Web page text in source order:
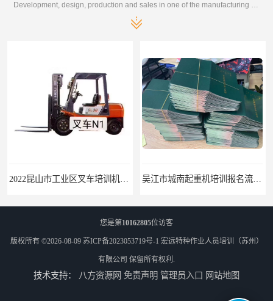
Development, design, production and sales in one of the manufacturing enterprises
2022昆山市工业区叉车培训机构学会为止 吴江市城南起重机培训报名流程-随报随考
您是第10162805位访客
版权所有 ©2026-08-09 苏ICP备2023053719号-1 宏远特种作业人员培训（苏州）
有限公司 保留所有权利.
技术支持： 八方资源网 免责声明 管理员入口 网站地图